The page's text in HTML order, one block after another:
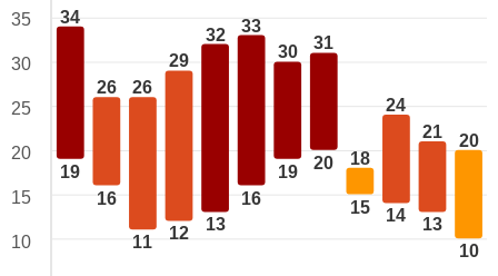
34
19
26
16
26
11
29
12
32
13
33
16
30
19
31
20 18
15
24
14
21
13
20
10
35
30
25
20
15
10